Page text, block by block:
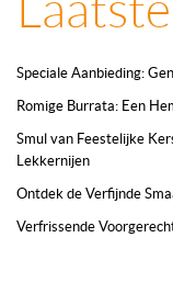
Speciale Aanbieding:
Romige Burrata: Een
Smul van Feestelijke
Lekkernijen
Ontdek de Verfijnde
Verfrissende